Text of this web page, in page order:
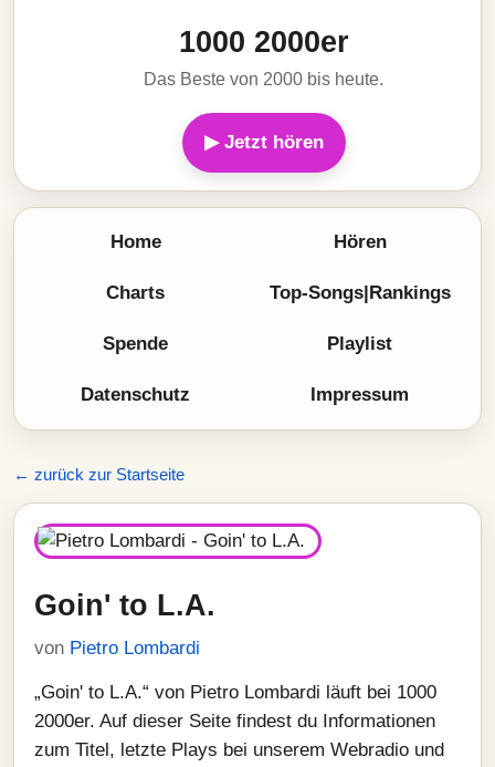
1000 2000er
Das Beste von 2000 bis heute.
▶ Jetzt hören
Home Hören
Charts Top-Songs|Rankings
Spende Playlist
Datenschutz Impressum
← zurück zur Startseite
Goin' to L.A.
von Pietro Lombardi
„Goin' to L.A.“ von Pietro Lombardi läuft bei 1000
2000er. Auf dieser Seite findest du Informationen
zum Titel, letzte Plays bei unserem Webradio und